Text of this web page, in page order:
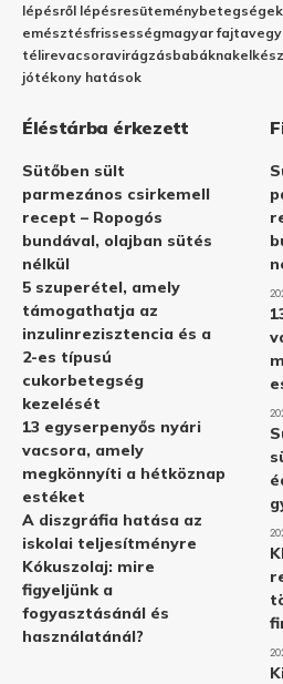
lépésről lépésresüteménybetegségek
emésztésfrissességmagyar fajta
télirevacsoravirágzásbabáknak
jótékony hatások
Éléstárba érkezett
Sütőben sült
parmezános csirkemell
recept – Ropogós
bundával, olajban sütés
nélkül
5 szuperétel, amely
támogathatja az
inzulinrezisztencia és a
2-es típusú
cukorbetegség
kezelését
13 egyserpenyős nyári
vacsora, amely
megkönnyíti a hétköznap
estéket
A diszgráfia hatása az
iskolai teljesítményre
Kókuszolaj: mire
figyeljünk a
fogyasztásánál és
használatánál?